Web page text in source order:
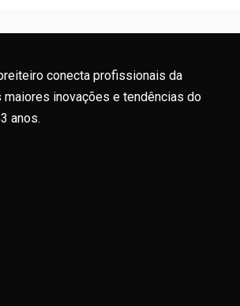
conecta profissionais da
maiores inovações e tendências do
anos.